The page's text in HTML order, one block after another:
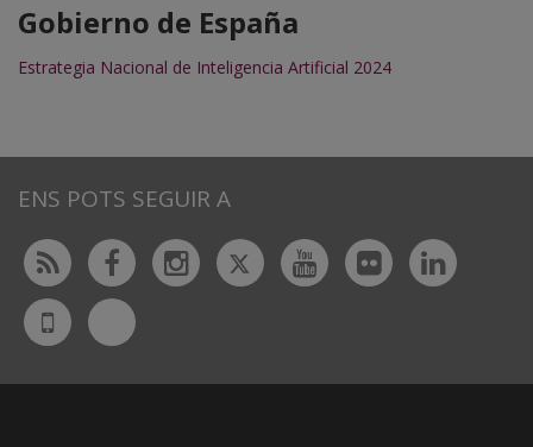
Gobierno de España
Estrategia Nacional de Inteligencia Artificial 2024
ENS POTS SEGUIR A
Rss FacebookInstagram
TwitterYoutubeFlickr
UdL
App
Bluesky